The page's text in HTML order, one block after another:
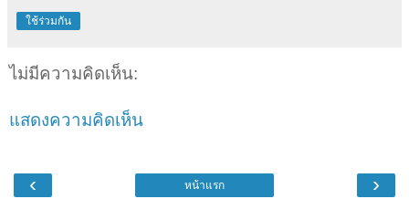
ใช้ร่วมกัน
ไม่มีความคิดเห็น:
แสดงความคิดเห็น
‹ ›
หน้าแรก